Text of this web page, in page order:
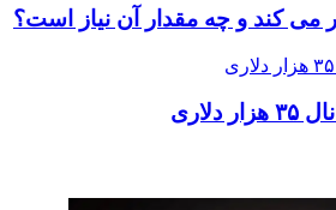
کند و چه مقدار آن نیاز است؟